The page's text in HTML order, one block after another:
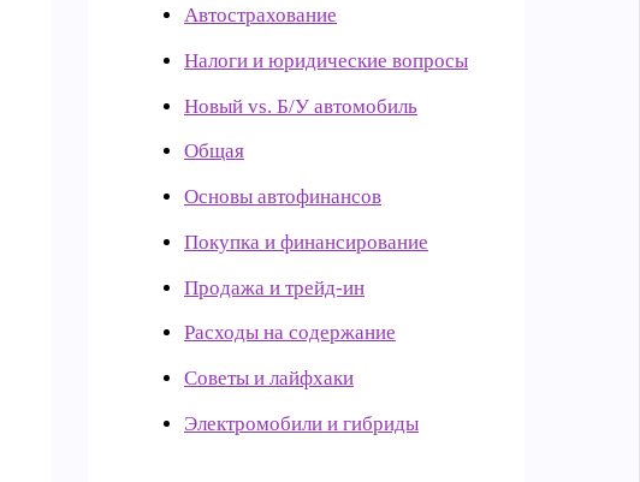
Автострахование
Налоги и юридические вопросы
Новый vs. Б/У автомобиль
Общая
Основы автофинансов
Покупка и финансирование
Продажа и трейд-ин
Расходы на содержание
Советы и лайфхаки
Электромобили и гибриды